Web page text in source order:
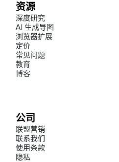
资源
深度研究
AI 生成导图
浏览器扩展
定价
常见问题
教育
博客
公司
联盟营销
联系我们
使用条款
隐私